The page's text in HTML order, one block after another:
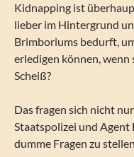
Kidnapping ist
lieber im Hintergrund
Brimboriums bedurft,
erledigen können, wenn
Scheiß?
Das fragen sich nicht
Staatspolizei und Agent
dumme Fragen zu